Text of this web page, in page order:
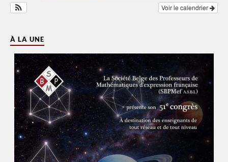
Voir le calendrier
À LA UNE